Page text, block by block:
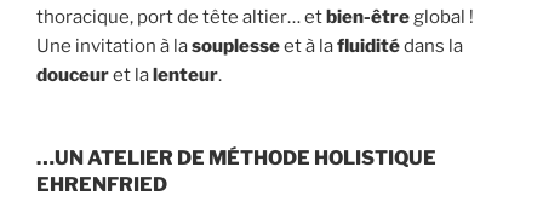
thoracique, port de tête altier… etbien-être global !
Une invitation à lasouplesseet à lafluiditédans la
douceuret lalenteur.
…UN ATELIER DE MÉTHODE HOLISTIQUE
EHRENFRIED